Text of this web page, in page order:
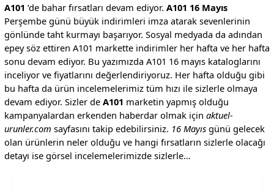
A101 ‘de bahar fırsatları devam ediyor. A101 16 Mayıs
Perşembe günü büyük indirimleri imza atarak sevenlerinin
gönlünde taht kurmayı başarıyor. Sosyal medyada da adından
epey söz ettiren A101 markette indirimler her hafta ve her hafta
sonu devam ediyor. Bu yazımızda A101 16 mayıs kataloglarını
inceliyor ve fiyatlarını değerlendiriyoruz. Her hafta olduğu gibi
bu hafta da ürün incelemelerimiz tüm hızı ile sizlerle olmaya
devam ediyor. Sizler de A101 marketin yapmış olduğu
kampanyalardan erkenden haberdar olmak için aktuel-
urunler.com sayfasını takip edebilirsiniz. 16 Mayısgünü gelecek
olan ürünlerin neler olduğu ve hangi fırsatların sizlerle olacağı
detayı ise görsel incelemelerimizde sizlerle…